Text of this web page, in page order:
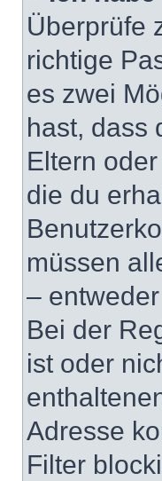
Überprüfe
richtige
es zwei
hast, dass
Eltern
die du
müssen
–
Bei der
ist oder
Adresse
Filter